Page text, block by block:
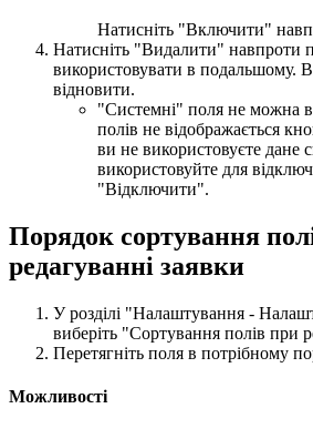
Натисніть "Включити"
Натисніть "Видалити" навпроти
використовувати в подальшому.
відновити.
"Системні" поля не можна
полів не відображається
ви не використовуєте дане
використовуйте для
"Відключити".
Порядок сортування
редагуванні заявки
У розділі "Налаштування -
виберіть "Сортування полів при
Перетягніть поля в потрібному
Можливості